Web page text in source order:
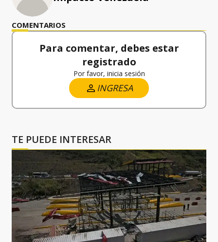
COMENTARIOS
Para comentar, debes estar
registrado
Por favor, inicia sesión
INGRESA
TE PUEDE INTERESAR